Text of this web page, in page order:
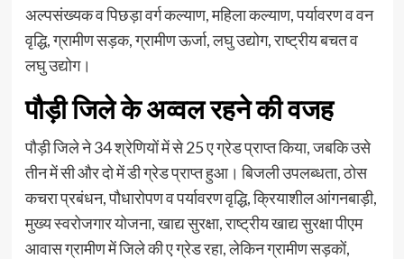
अल्पसंख्यक व पिछड़ा वर्ग कल्याण, महिला कल्याण, पर्यावरण व वन
वृद्धि, ग्रामीण सड़क, ग्रामीण ऊर्जा, लघु उद्योग, राष्ट्रीय बचत व
लघु उद्योग।
पौड़ी जिले के अव्वल रहने की वजह
पौड़ी जिले ने 34 श्रेणियों में से 25 ए ग्रेड प्राप्त किया, जबकि उसे
तीन में सी और दो में डी ग्रेड प्राप्त हुआ। बिजली उपलब्धता, ठोस
कचरा प्रबंधन, पौधारोपण व पर्यावरण वृद्धि, क्रियाशील आंगनबाड़ी,
मुख्य स्वरोजगार योजना, खाद्य सुरक्षा, राष्ट्रीय खाद्य सुरक्षा पीएम
आवास ग्रामीण में जिले की ए ग्रेड रहा, लेकिन ग्रामीण सड़कों,